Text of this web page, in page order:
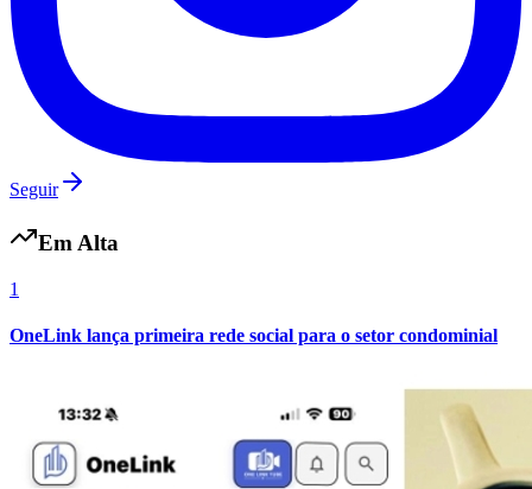
Internacional
Seguir
Em Alta
1
OneLink lança primeira rede social para o setor condominial